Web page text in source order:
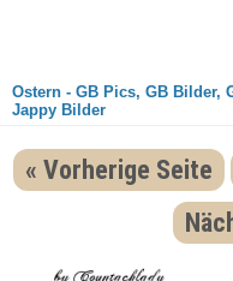
Ostern - GB Pics, GB Bilder,
Jappy Bilder
« Vorherige Seite